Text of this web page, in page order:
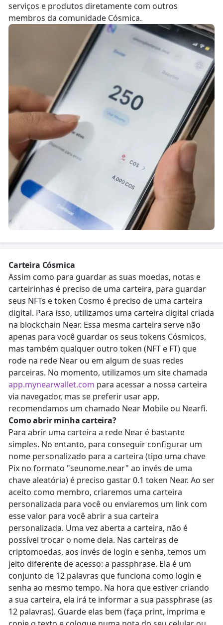
serviços e produtos diretamente com outros
membros da comunidade Cósmica.
Carteira Cósmica
Assim como para guardar as suas moedas, notas e
carteirinhas é preciso de uma carteira, para guardar
seus NFTs e token Cosmo é preciso de uma carteira
digital. Para isso, utilizamos uma carteira digital criada
na blockchain Near. Essa mesma carteira serve não
apenas para você guardar os seus tokens Cósmicos,
mas também qualquer outro token (NFT e FT) que
rode na rede Near ou em algum de suas redes
parceiras. No momento, utilizamos um site chamada
app.mynearwallet.com para acessar a nossa carteira
via navegador, mas se preferir usar app,
recomendamos um chamado Near Mobile ou Nearfi.
Como abrir minha carteira?
Para abrir uma carteira a rede Near é bastante
simples. No entanto, para conseguir configurar um
nome personalizado para a carteira (tipo uma chave
Pix no formato "seunome.near" ao invés de uma
chave aleatória) é preciso gastar 0.1 token Near. Ao ser
aceito como membro, criaremos uma carteira
personalizada para você ou enviaremos um link com
esse valor para você abrir a sua carteira
personalizada. Uma vez aberta a carteira, não é
possível trocar o nome dela. Nas carteiras de
criptomoedas, aos invés de login e senha, temos um
jeito diferente de acesso: a passphrase. Ela é um
conjunto de 12 palavras que funciona como login e
senha ao mesmo tempo. Na hora que estiver criando
a sua carteira, ela irá te informar a sua passphrase (as
12 palavras). Guarde elas bem (faça print, imprima e